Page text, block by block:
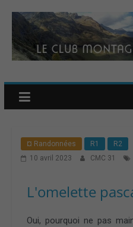
¤ Randonnées R1
R2
10 avril 2023
CMC 31
L'omelette
Oui, pourquoi ne pas